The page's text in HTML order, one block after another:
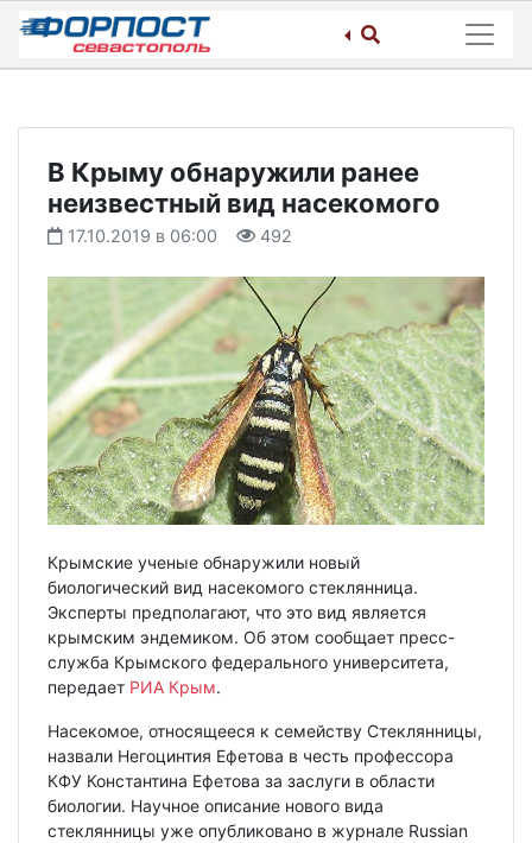
Skip
content
В Крыму обнаружили ранее
неизвестный вид насекомого
17.10.2019 в 06:00 492
Крымские ученые обнаружили новый
биологический вид насекомого стеклянница.
Эксперты предполагают, что это вид является
крымским эндемиком. Об этом сообщает пресс-
служба Крымского федерального университета,
передает РИА Крым.
Насекомое, относящееся к семейству Стеклянницы,
назвали Негоцинтия Ефетова в честь профессора
КФУ Константина Ефетова за заслуги в области
биологии. Научное описание нового вида
стеклянницы уже опубликовано в журнале Russian